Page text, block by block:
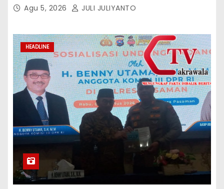
Agu 5, 2026 JULI JULIYANTO
HEADLINE